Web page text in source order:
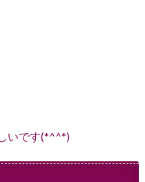
いです(*^^*)